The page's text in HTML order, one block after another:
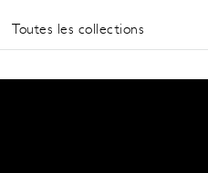
Toutes les collections